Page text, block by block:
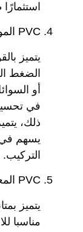
PVC الموجه (PVC-O):
يتميز
الضغط
أو
في
ذلك،
يسهم في
التركيب.
PVC المعدل (PVC-M):
يتميز
مناسبا